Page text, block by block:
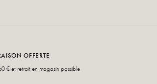
OFFERTE
€ et retrait en magasin possible